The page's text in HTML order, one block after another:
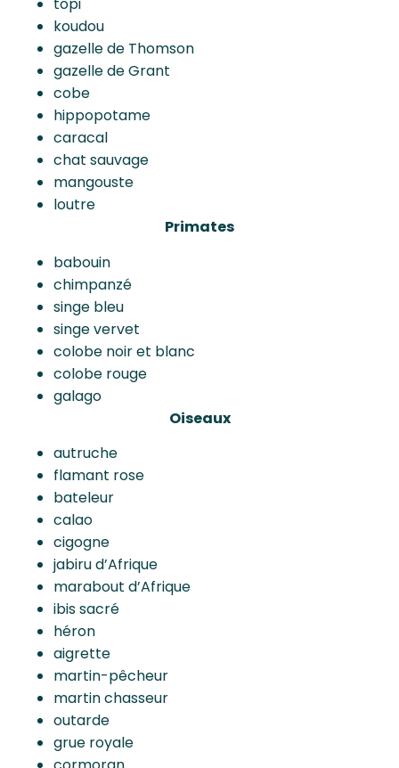
topi
koudou
gazelle de Thomson
gazelle de Grant
cobe
hippopotame
caracal
chat sauvage
mangouste
loutre
Primates
babouin
chimpanzé
singe bleu
singe vervet
colobe noir et blanc
colobe rouge
galago
Oiseaux
autruche
flamant rose
bateleur
calao
cigogne
jabiru d’Afrique
marabout d’Afrique
ibis sacré
héron
aigrette
martin-pêcheur
martin chasseur
outarde
grue royale